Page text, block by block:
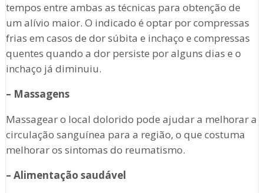
tempos entre ambas as técnicas para obtenção de
um alívio maior. O indicado é optar por compressas
frias em casos de dor súbita e inchaço e compressas
quentes quando a dor persiste por alguns dias e o
inchaço já diminuiu.
– Massagens
Massagear o local dolorido pode ajudar a melhorar a
circulação sanguínea para a região, o que costuma
melhorar os sintomas do reumatismo.
– Alimentação saudável